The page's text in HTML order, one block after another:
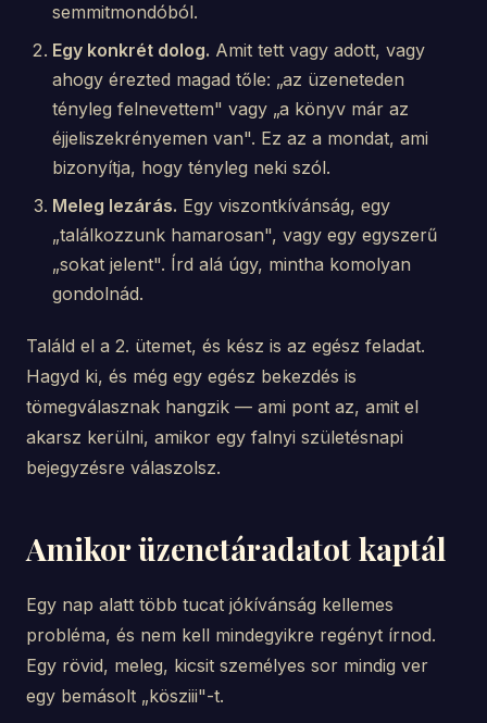
semmitmondóból.
Egy konkrét dolog. Amit tett vagy adott, vagy
ahogy érezted magad tőle: „az üzeneteden
tényleg felnevettem" vagy „a könyv már az
éjjeliszekrényemen van". Ez az a mondat, ami
bizonyítja, hogy tényleg neki szól.
Meleg lezárás. Egy viszontkívánság, egy
„találkozzunk hamarosan", vagy egy egyszerű
„sokat jelent". Írd alá úgy, mintha komolyan
gondolnád.
Találd el a 2. ütemet, és kész is az egész feladat.
Hagyd ki, és még egy egész bekezdés is
tömegválasznak hangzik — ami pont az, amit el
akarsz kerülni, amikor egy falnyi születésnapi
bejegyzésre válaszolsz.
Amikor üzenetáradatot kaptál
Egy nap alatt több tucat jókívánság kellemes
probléma, és nem kell mindegyikre regényt írnod.
Egy rövid, meleg, kicsit személyes sor mindig ver
egy bemásolt „kösziii"-t.